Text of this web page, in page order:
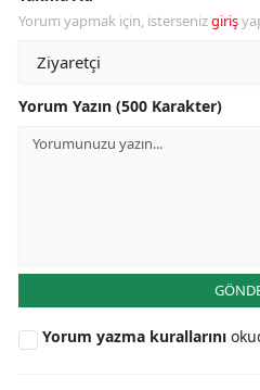
Yorum yapmak için, istersenizgiriş
Yorum Yazın (500 Karakter)
Yorum yazma kurallarını